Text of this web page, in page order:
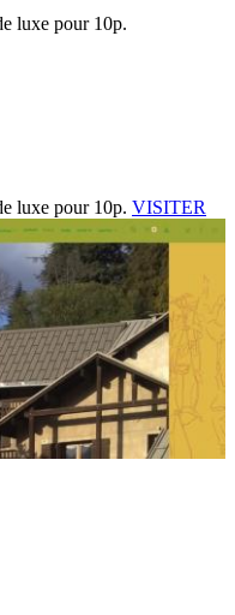
luxe pour 10p.
luxe pour 10p. VISITER